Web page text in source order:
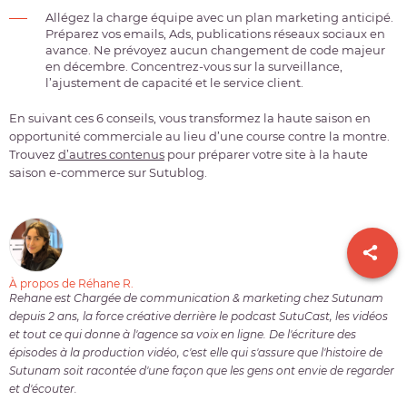
Allégez la charge équipe avec un plan marketing anticipé.
Préparez vos emails, Ads, publications réseaux sociaux en
avance. Ne prévoyez aucun changement de code majeur
en décembre. Concentrez-vous sur la surveillance,
l’ajustement de capacité et le service client.
En suivant ces 6 conseils, vous transformez la haute saison en
opportunité commerciale au lieu d’une course contre la montre.
Trouvez d’autres contenus pour préparer votre site à la haute
saison e-commerce sur Sutublog.
À propos de Réhane R.
Rehane est Chargée de communication & marketing chez Sutunam
depuis 2 ans, la force créative derrière le podcast SutuCast, les vidéos
et tout ce qui donne à l'agence sa voix en ligne. De l'écriture des
épisodes à la production vidéo, c'est elle qui s'assure que l'histoire de
Sutunam soit racontée d'une façon que les gens ont envie de regarder
et d'écouter.